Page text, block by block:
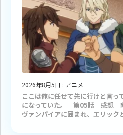
2026年8月5日 : アニメ
ここは俺に任せて先に行けと言
になっていた。 第05話 感想｜
ヴァンパイアに囲まれ、エリック